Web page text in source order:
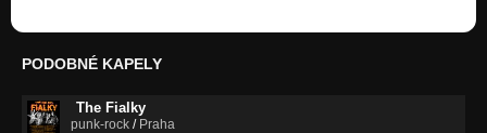
PODOBNÉ KAPELY
The Fialky
punk-rock / Praha